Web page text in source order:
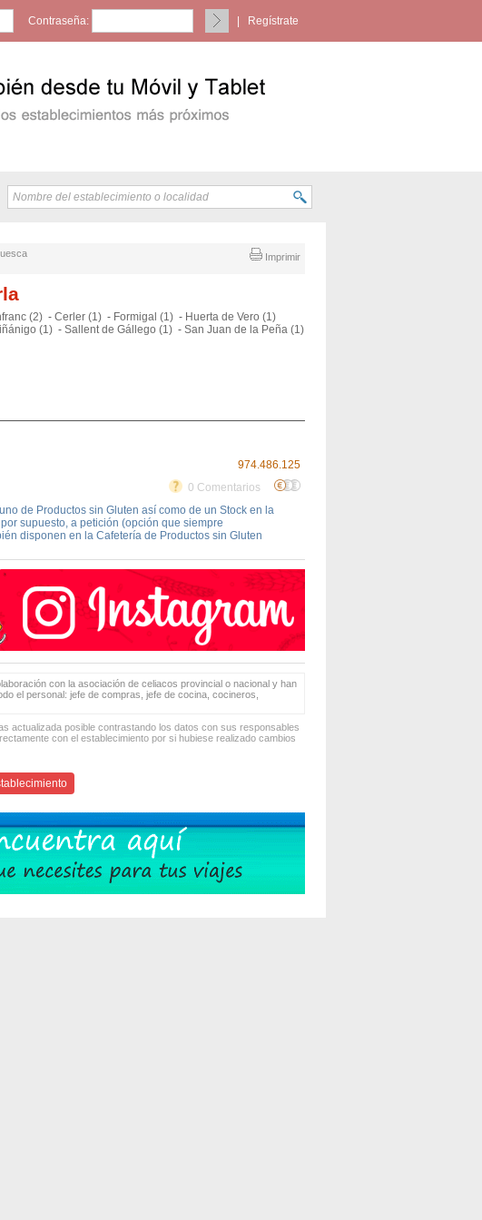
Contraseña: Regístrate
Imprimir
(2) - Cerler (1) - Formigal (1) - Huerta de Vero (1)
(1) - Sallent de Gállego (1) - San Juan de la Peña (1)
974.486.125
0 Comentarios
de Productos sin Gluten así como de un Stock en la
supuesto, a petición (opción que siempre
disponen en la Cafetería de Productos sin Gluten
con la asociación de celiacos provincial o nacional y han
el personal: jefe de compras, jefe de cocina, cocineros,
actualizada posible contrastando los datos con sus responsables
con el establecimiento por si hubiese realizado cambios